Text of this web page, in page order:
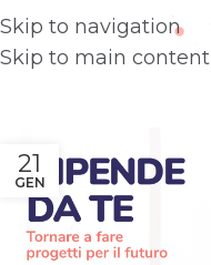
Skip to navigation
Skip to main content
21
GEN